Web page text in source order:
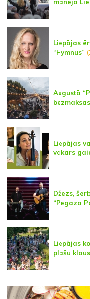
manējā
Liepājas
“Hymnus”
Augustā
Liepājas
vakars
Džezs,
“Pegaza
Liepājas
plašu